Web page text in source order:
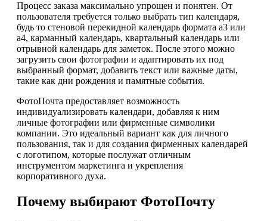
Процесс заказа максимально упрощен и понятен. От
пользователя требуется только выбрать тип календаря,
будь то стеновой перекидной календарь формата а3 или
а4, карманный календарь, квартальный календарь или
отрывной календарь для заметок. После этого можно
загрузить свои фотографии и адаптировать их под
выбранный формат, добавить текст или важные даты,
такие как дни рождения и памятные события.
ФотоПочта предоставляет возможность
индивидуализировать календари, добавляя к ним
личные фотографии или фирменные символики
компании. Это идеальный вариант как для личного
пользования, так и для создания фирменных календарей
с логотипом, которые послужат отличным
инструментом маркетинга и укрепления
корпоративного духа.
Почему выбирают ФотоПочту